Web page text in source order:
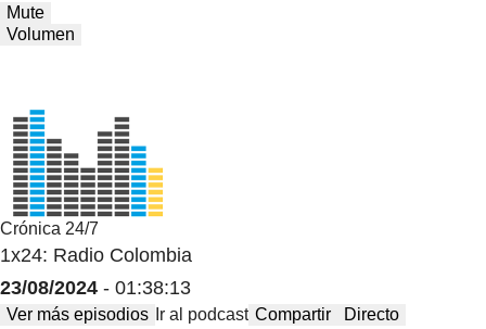
Mute
Volumen
Crónica 24/7
1x24: Radio Colombia
23/08/2024 - 01:38:13
Ver más episodios Ir al podcast Compartir Directo